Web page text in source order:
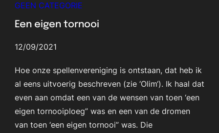
GEEN CATEGORIE
Een eigen tornooi
12/09/2021
Hoe onze spellenvereniging is ontstaan, dat heb ik
al eens uitvoerig beschreven (zie ‘Olim‘). Ik haal dat
even aan omdat een van de wensen van toen ‘een
eigen tornooiploeg” was en een van de dromen
van toen ‘een eigen tornooi” was. Die